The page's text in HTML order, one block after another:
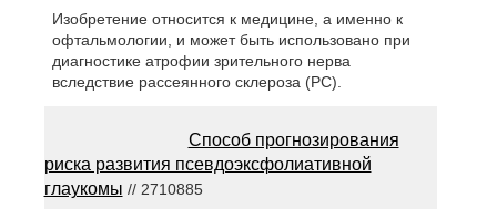
Изобретение относится к медицине, а именно к
офтальмологии, и может быть использовано при
диагностике атрофии зрительного нерва
вследствие рассеянного склероза (РС).
Способ прогнозирования
риска развития псевдоэксфолиативной
глаукомы // 2710885